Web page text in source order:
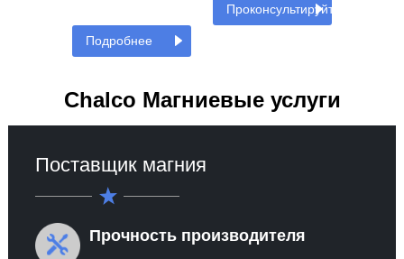
Подробнее
Проконсультируйтесь
Chalco Магниевые услуги
Поставщик магния
Прочность производителя